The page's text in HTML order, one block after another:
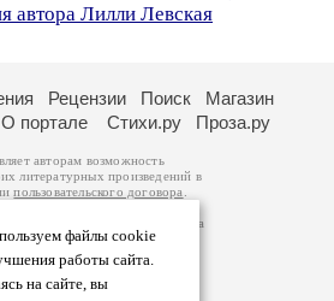
автора Лилли Левская
файлы cookie
работы сайта.
на сайте, вы
Рецензии Поиск
Магазин
О портале Стихи.ру Проза.ру
авторам возможность
литературных произведений в
пользовательского договора
принадлежат авторам
произведений возможна
к которому вы можете
странице. Ответственность за
несут самостоятельно на
изаконодательства